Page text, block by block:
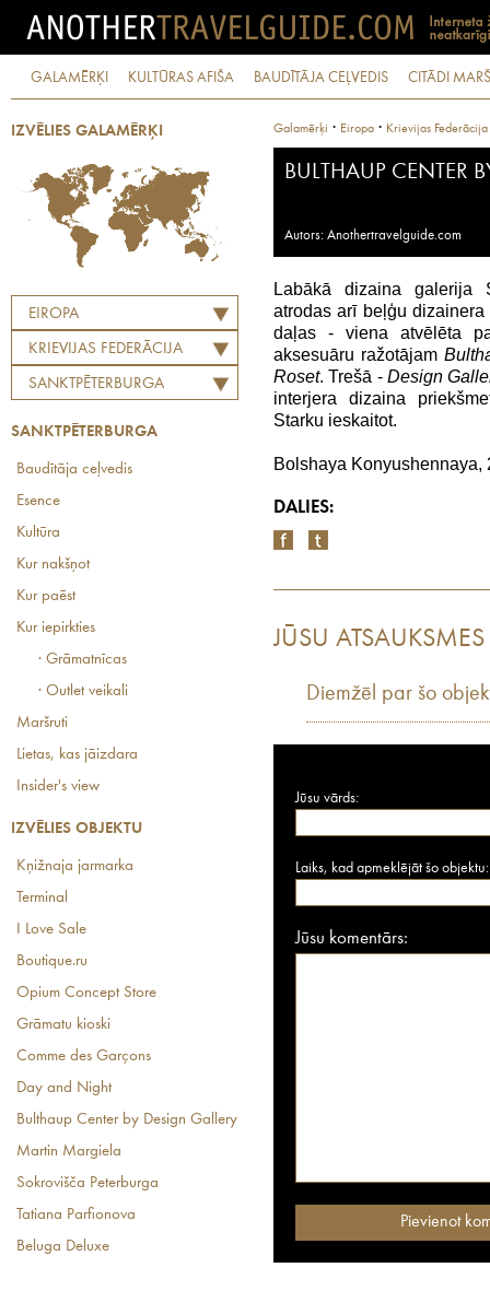
GALAMĒRĶI KULTŪRAS AFIŠA BAUDĪTĀJA CEĻVEDIS CITĀDI
IZVĒLIES GALAMĒRĶI
EIROPA
KRIEVIJAS FEDERĀCIJA
SANKTPĒTERBURGA
SANKTPĒTERBURGA
Baudītāja ceļvedis
Esence
Kultūra
Kur nakšņot
Kur paēst
Kur iepirkties
· Grāmatnīcas
· Outlet veikali
Maršruti
Lietas, kas jāizdara
Insider's view
IZVĒLIES OBJEKTU
Kņižnaja jarmarka
Terminal
I Love Sale
Boutique.ru
Opium Concept Store
Grāmatu kioski
Comme des Garçons
Day and Night
Bulthaup Center by Design Gallery
Martin Margiela
Sokrovišča Peterburga
Tatiana Parfionova
Beluga Deluxe
Galamērķi · Eiropa · Krievijas Federācija
BULTHAUP CENTER
Autors: Anothertravelguide.com
Labākā dizaina galerija
atrodas arī beļģu dizainera
daļas - viena atvēlēta
aksesuāru ražotājam
Roset. Trešā - Design
interjera dizaina
Starku ieskaitot.
Bolshaya
DALIES:
JŪSU ATSAUKSMES
Diemžēl par šo
Jūsu vārds:
Laiks, kad apmeklējāt šo objektu:
Jūsu komentārs: